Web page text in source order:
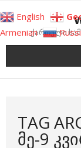
to
contentქართული
TAG
ᲛᲔ-9
English
Armenian